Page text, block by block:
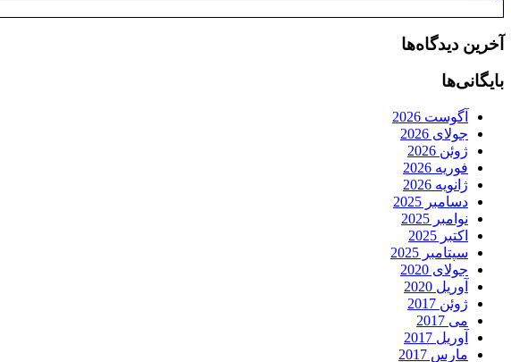
آخرین دیدگاه‌ها
بایگانی‌ها
آگوست 2026
جولای 2026
ژوئن 2026
فوریه 2026
ژانویه 2026
دسامبر 2025
نوامبر 2025
اکتبر 2025
سپتامبر 2025
جولای 2020
آوریل 2020
ژوئن 2017
می 2017
آوریل 2017
مارس 2017